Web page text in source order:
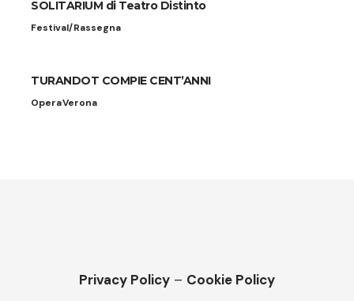
SOLITARIUM di Teatro Distinto
Festival/Rassegna
TURANDOT COMPIE CENT’ANNI
OperaVerona
Privacy Policy – Cookie Policy